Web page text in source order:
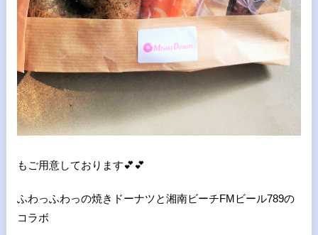
もご用意しております💕💕
ふわっふわっの焼きドーナツと湘南ビーチFMビール789の
コラボ